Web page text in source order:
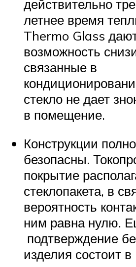
действительно
летнее время
Thermo Glass
возможность
связанные в
стекло не дает
в помещение.
Конструкции
безопасны.
покрытие
стеклопакета, в
вероятность
ним равна нулю.
подтверждение
изделия состоит в